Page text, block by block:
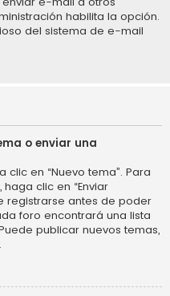
habilita la opción.
del sistema de e-mail
o enviar una
en “Nuevo tema”. Para
clic en “Enviar
registrarse antes de poder
foro encontrará una lista
publicar nuevos temas,